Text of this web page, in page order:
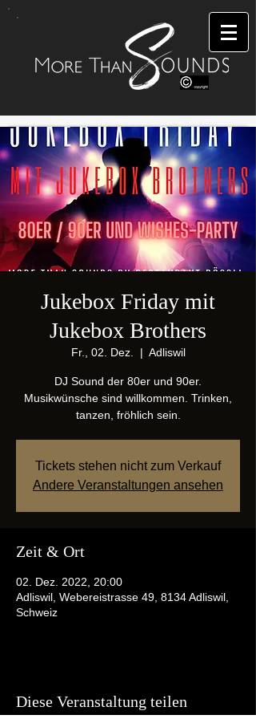
Jukebox Friday mit
Jukebox Brothers
Fr., 02. Dez.
  |
Adliswil
DJ Sound der 80er und 90er.
Musikwünsche sind willkommen. Trinken,
tanzen, fröhlich sein.
Tickets stehen nicht zum Verkauf
Andere Veranstaltungen ansehen
Zeit & Ort
02. Dez. 2022, 20:00
Adliswil, Webereistrasse 49, 8134 Adliswil,
Schweiz
Diese Veranstaltung teilen